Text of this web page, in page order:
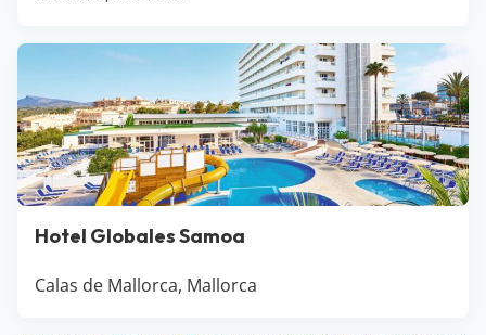
Hotel Globales Samoa
Calas de Mallorca, Mallorca